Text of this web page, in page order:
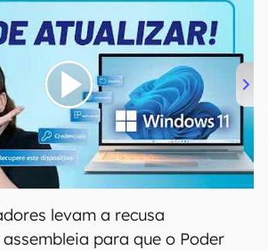
levam a recusa
para que o Poder